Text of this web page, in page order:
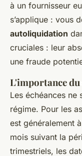
à un fournisseur
s’applique : vous
autoliquidation
cruciales : leur
une fraude
L'importance
Les échéances ne
régime. Pour les
est généralement
mois suivant la
trimestriels, les